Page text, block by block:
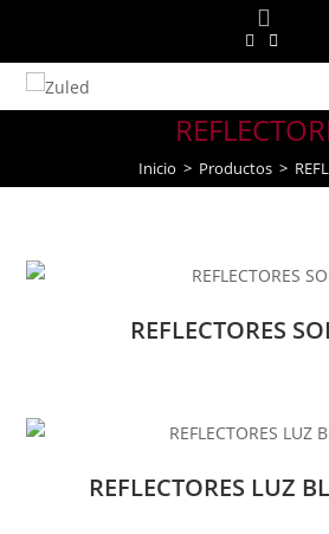
contenido
Inicio > Productos >
REFLECTORES
REFLECTORES LUZ